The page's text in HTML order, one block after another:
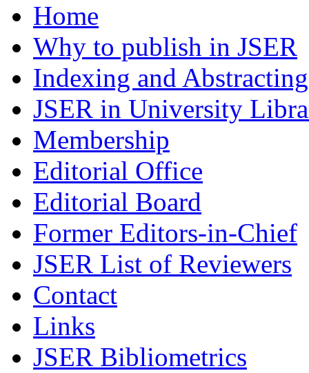
Home
Why to publish in JSER
Indexing and Abstracting
JSER in University
Membership
Editorial Office
Editorial Board
Former Editors-in-Chief
JSER List of Reviewers
Contact
Links
JSER Bibliometrics